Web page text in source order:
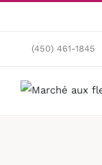
content(450) 461-1845